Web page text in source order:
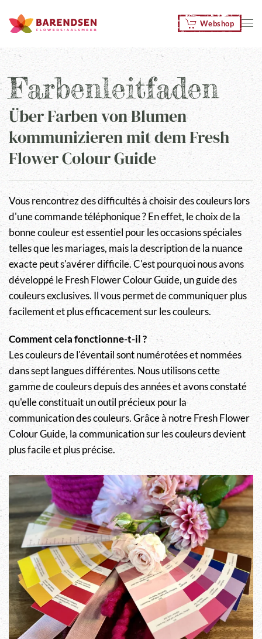
Zum Hauptinhalt springen Webshop
Farbenleitfaden
Über Farben von Blumen
kommunizieren mit dem Fresh
Flower Colour Guide
Vous rencontrez des difficultés à choisir des couleurs lors
d'une commande téléphonique ? En effet, le choix de la
bonne couleur est essentiel pour les occasions spéciales
telles que les mariages, mais la description de la nuance
exacte peut s'avérer difficile. C'est pourquoi nous avons
développé le Fresh Flower Colour Guide, un guide des
couleurs exclusives. Il vous permet de communiquer plus
facilement et plus efficacement sur les couleurs.
Comment cela fonctionne-t-il ?
Les couleurs de l'éventail sont numérotées et nommées
dans sept langues différentes. Nous utilisons cette
gamme de couleurs depuis des années et avons constaté
qu'elle constituait un outil précieux pour la
communication des couleurs. Grâce à notre Fresh Flower
Colour Guide, la communication sur les couleurs devient
plus facile et plus précise.